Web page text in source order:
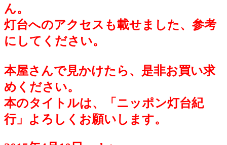
ん。
灯台へのアクセスも載せました、参考
にしてください。
本屋さんで見かけたら、是非お買い求
めください。
本のタイトルは、「ニッポン灯台紀
行」よろしくお願いします。